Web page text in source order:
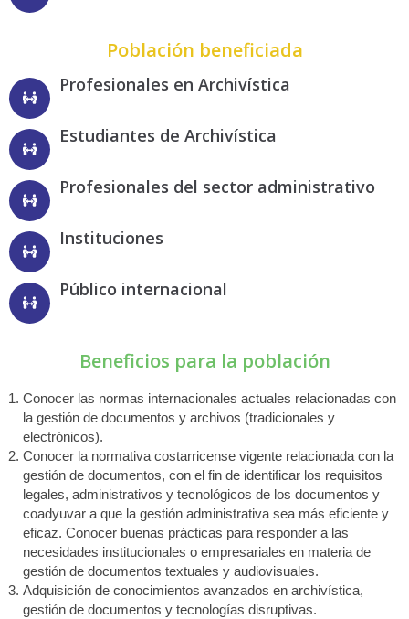
Población beneficiada
Profesionales en Archivística
Estudiantes de Archivística
Profesionales del sector administrativo
Instituciones
Público internacional
Beneficios para la población
Conocer las normas internacionales actuales relacionadas con
la gestión de documentos y archivos (tradicionales y
electrónicos).
Conocer la normativa costarricense vigente relacionada con la
gestión de documentos, con el fin de identificar los requisitos
legales, administrativos y tecnológicos de los documentos y
coadyuvar a que la gestión administrativa sea más eficiente y
eficaz. Conocer buenas prácticas para responder a las
necesidades institucionales o empresariales en materia de
gestión de documentos textuales y audiovisuales.
Adquisición de conocimientos avanzados en archivística,
gestión de documentos y tecnologías disruptivas.